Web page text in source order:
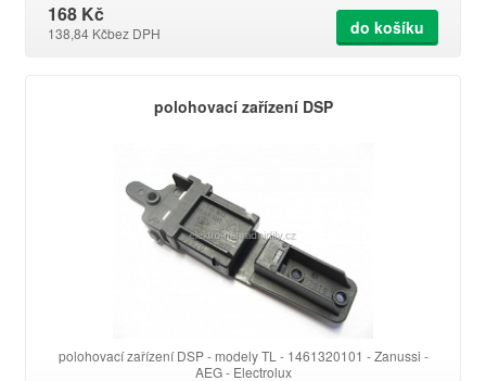
168 Kč
138,84 Kčbez DPH do košíku
polohovací zařízení DSP
polohovací zařízení DSP - modely TL - 1461320101 - Zanussi -
AEG - Electrolux